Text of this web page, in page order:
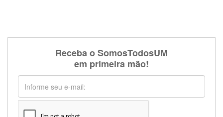
Receba o SomosTodosUM
em primeira mão!